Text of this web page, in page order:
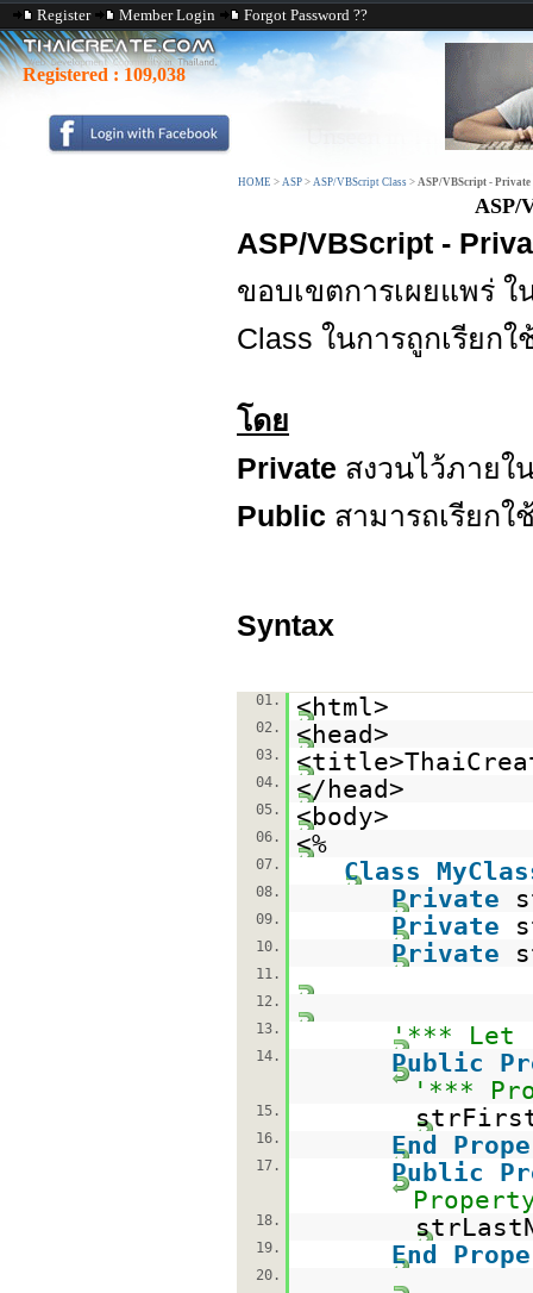
Register Member Login Forgot Password ??
Registered : 109,038
HOME > ASP > ASP/VBScript Class > ASP/VBScript - Private
ASP/
ASP/VBScript -
ขอบเขตการเผยแพร่
Class ในการถูกเรียก
โดย
Private สงวนไว้ภายใ
Public สามารถเรียก
Syntax
01. <html>
02. <head>
03.
04. </head>
05. <body>
06. <%
07. Class
08. Private
09. Private
10. Private
11.
12.
13.
'*** Let
14. Public
'***
15.
16. End
17. Public
18.
19. End
20.